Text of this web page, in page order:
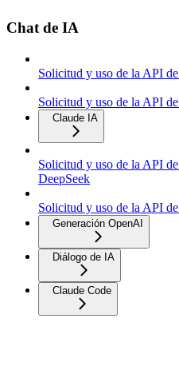
Chat de IA
Solicitud y uso de la API
Solicitud y uso de la API
Claude IA
Solicitud y uso de la API
DeepSeek
Solicitud y uso de la API
Generación OpenAI
Diálogo de IA
Claude Code